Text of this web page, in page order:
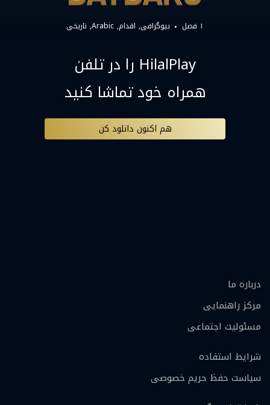
۱ فصل بیوگرافی اقدام Arabic تاریخی
HilalPlay را در تلفن
همراه خود تماشا کنید
هم اکنون دانلود کن
درباره ما
مرکز راهنمایی
مسئولیت اجتماعی
شرایط استفاده
سیاست حفظ حریم خصوصی